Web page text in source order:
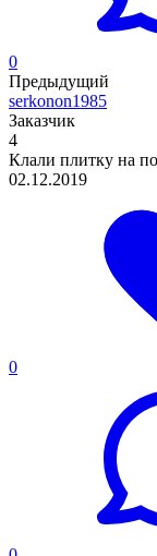
0
Предыдущий
serkonon1985
Заказчик
4
Клали плитку на
02.12.2019
0